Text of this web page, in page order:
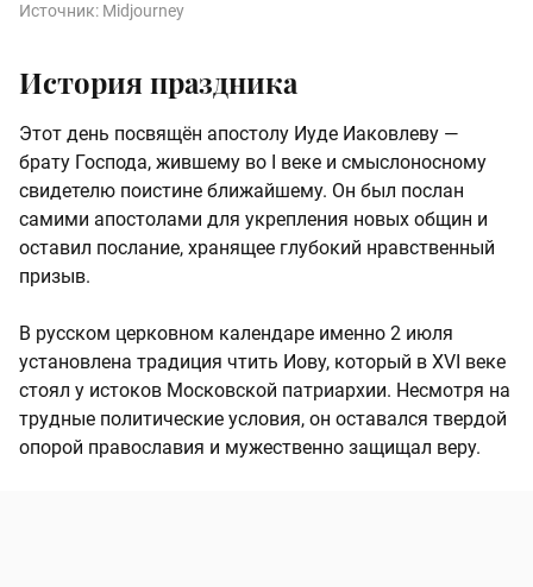
Источник: Midjourney
История праздника
Этот день посвящён апостолу Иуде Иаковлеву —
брату Господа, жившему во I веке и смыслоносному
свидетелю поистине ближайшему. Он был послан
самими апостолами для укрепления новых общин и
оставил послание, хранящее глубокий нравственный
призыв.
В русском церковном календаре именно 2 июля
установлена традиция чтить Иову, который в XVI веке
стоял у истоков Московской патриархии. Несмотря на
трудные политические условия, он оставался твердой
опорой православия и мужественно защищал веру.